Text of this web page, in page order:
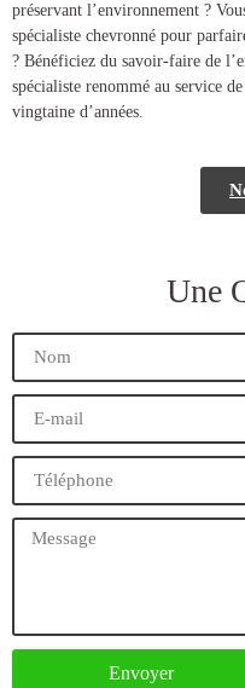
préservant l’environnement ?
spécialiste chevronné pour
? Bénéficiez du savoir-faire de
spécialiste renommé au service
vingtaine d’années.
Une
Envoyer